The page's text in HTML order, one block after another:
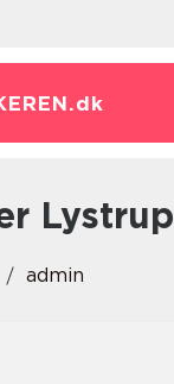
dk
Lystrup
admin